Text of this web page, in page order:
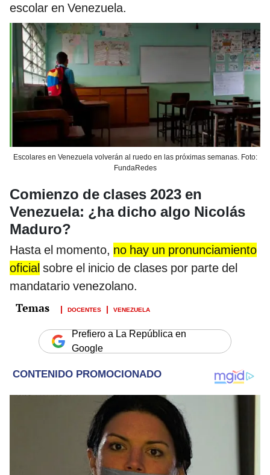
escolar en Venezuela.
Escolares en Venezuela volverán al ruedo en las próximas semanas. Foto:
FundaRedes
Comienzo de clases 2023 en
Venezuela: ¿ha dicho algo Nicolás
Maduro?
Hasta el momento, no hay un pronunciamiento
oficial sobre el inicio de clases por parte del
mandatario venezolano.
DOCENTES VENEZUELA
Prefiero a La República en
Google